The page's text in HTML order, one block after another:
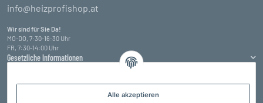
Alle akzeptieren
info@heizprofishop.at
Wir sind für Sie Da!
MO-DO, 7:30-16:30 Uhr
FR, 7:30-14:00 Uhr
Gesetzliche Informationen
Informationen